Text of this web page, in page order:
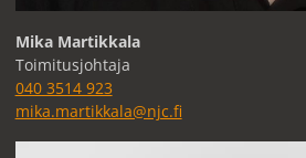
Mika Martikkala
Toimitusjohtaja
040 3514 923
mika.martikkala@njc.fi